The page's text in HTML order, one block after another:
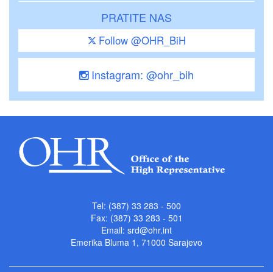
PRATITE NAS
Follow @OHR_BiH
Instagram: @ohr_bih
Tel: (387) 33 283 - 500
Fax: (387) 33 283 - 501
Email: srd@ohr.int
Emerika Bluma 1, 71000 Sarajevo